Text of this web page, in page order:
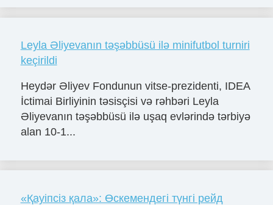
Leyla Əliyevanın təşəbbüsü ilə minifutbol turniri
keçirildi
Heydər Əliyev Fondunun vitse-prezidenti, IDEA
İctimai Birliyinin təsisçisi və rəhbəri Leyla
Əliyevanın təşəbbüsü ilə uşaq evlərində tərbiyə
alan 10-1...
«Қауіпсіз қала»: Өскемендегі түнгі рейд